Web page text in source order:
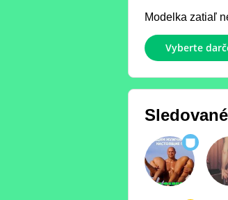
Modelka zatiaľ
Vyberte
Sledované